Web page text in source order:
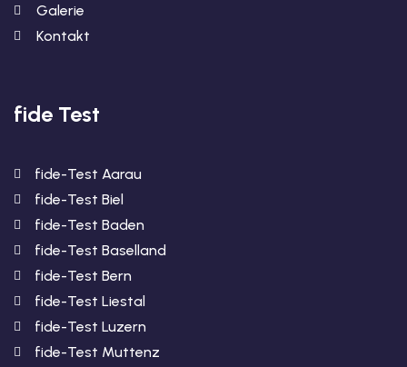
Galerie
Kontakt
fide Test
fide-Test Aarau
fide-Test Biel
fide-Test Baden
fide-Test Baselland
fide-Test Bern
fide-Test Liestal
fide-Test Luzern
fide-Test Muttenz